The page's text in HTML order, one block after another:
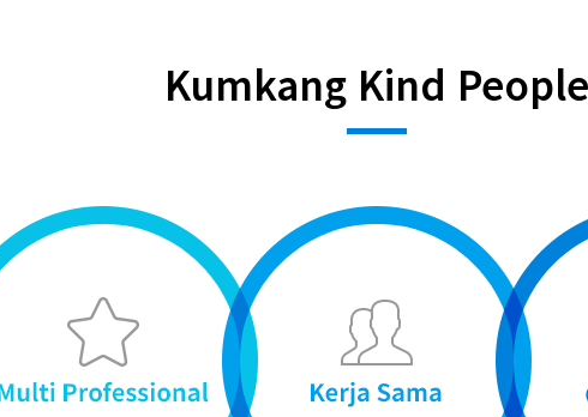
Kumkang Kind People